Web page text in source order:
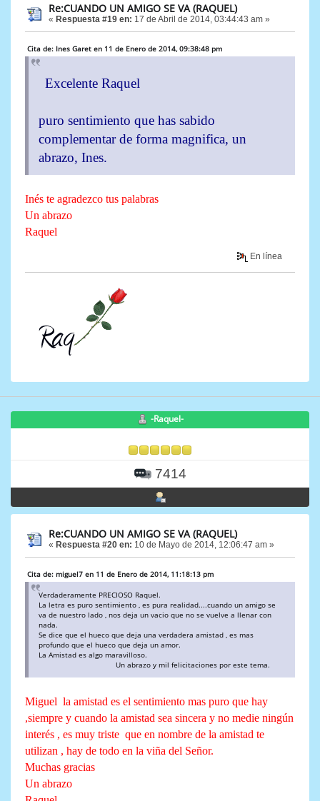
Re:CUANDO UN AMIGO SE VA (RAQUEL)
« Respuesta #19 en: 17 de Abril de 2014, 03:44:43 am »
Cita de: Ines Garet en 11 de Enero de 2014, 09:38:48 pm
Excelente Raquel
puro sentimiento que has sabido
complementar de forma magnifica, un
abrazo, Ines.
Inés te agradezco tus palabras
Un abrazo
Raquel
En línea
-Raquel-
7414
Re:CUANDO UN AMIGO SE VA (RAQUEL)
« Respuesta #20 en: 10 de Mayo de 2014, 12:06:47 am »
Cita de: miguel7 en 11 de Enero de 2014, 11:18:13 pm
Verdaderamente PRECIOSO Raquel.
La letra es puro sentimiento , es pura realidad....cuando un amigo se
va de nuestro lado , nos deja un vacio que no se vuelve a llenar con
nada.
Se dice que el hueco que deja una verdadera amistad , es mas
profundo que el hueco que deja un amor.
La Amistad es algo maravilloso.
Un abrazo y mil felicitaciones por este tema.
Miguel la amistad es el sentimiento mas puro que hay
,siempre y cuando la amistad sea sincera y no medie ningún
interés , es muy triste que en nombre de la amistad te
utilizan , hay de todo en la viña del Señor.
Muchas gracias
Un abrazo